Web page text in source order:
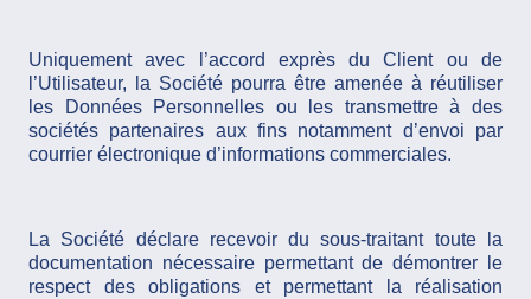
Uniquement avec l’accord exprès du Client ou de
l’Utilisateur, la Société pourra être amenée à réutiliser
les Données Personnelles ou les transmettre à des
sociétés partenaires aux fins notamment d’envoi par
courrier électronique d’informations commerciales.
La Société déclare recevoir du sous-traitant toute la
documentation nécessaire permettant de démontrer le
respect des obligations et permettant la réalisation